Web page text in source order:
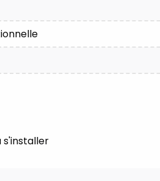
s'installer